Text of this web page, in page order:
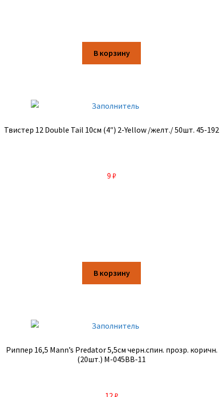
В корзину
Твистер 12 Double Tail 10см (4″) 2-Yellow /желт./ 50шт. 45-192
9 ₽
В корзину
Риппер 16,5 Mann’s Predator 5,5см черн.спин. прозр. коричн.
(20шт.) М-045BB-11